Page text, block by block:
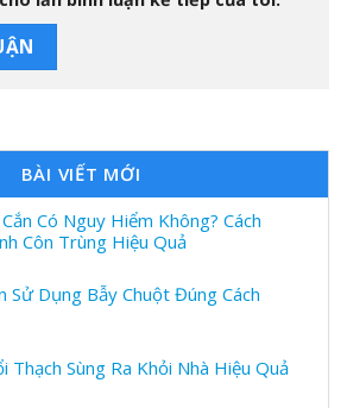
BÀI VIẾT MỚI
Có Nguy Hiểm Không? Cách
Côn Trùng Hiệu Quả
Sử Dụng Bẫy Chuột Đúng Cách
Thạch Sùng Ra Khỏi Nhà Hiệu Quả